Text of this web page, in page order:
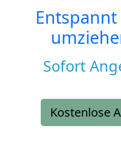
Sofort
Kostenlose